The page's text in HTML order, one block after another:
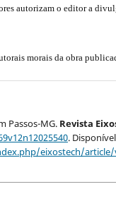
autorizam o editor a
morais da obra
Passos-MG. Revista
.
eixostech/